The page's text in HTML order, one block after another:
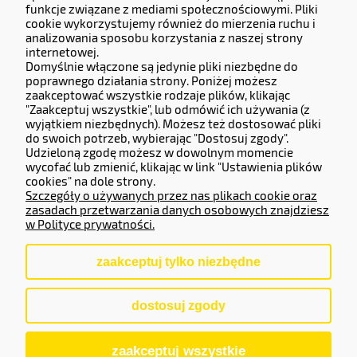
13 High Birch Court 79 Park Road,
New Barnet, Barnet, England, EN4 9QG
Company number 14133071.
Adres do zwrotów i reklamacji:
Częstochowska 77, 62-800 Kalisz.
Operator Płatności
Sklep internetowy Shoper.pl
funkcje związane z mediami społecznościowymi. Pliki
cookie wykorzystujemy również do mierzenia ruchu i
analizowania sposobu korzystania z naszej strony
internetowej.
Domyślnie włączone są jedynie pliki niezbędne do
poprawnego działania strony. Poniżej możesz
zaakceptować wszystkie rodzaje plików, klikając
"Zaakceptuj wszystkie", lub odmówić ich używania (z
wyjątkiem niezbędnych). Możesz też dostosować pliki
do swoich potrzeb, wybierając "Dostosuj zgody".
Udzieloną zgodę możesz w dowolnym momencie
wycofać lub zmienić, klikając w link "Ustawienia plików
cookies" na dole strony.
Szczegóły o używanych przez nas plikach cookie oraz
zasadach przetwarzania danych osobowych znajdziesz
w Polityce prywatności.
zaakceptuj tylko niezbędne
dostosuj zgody
zaakceptuj wszystkie